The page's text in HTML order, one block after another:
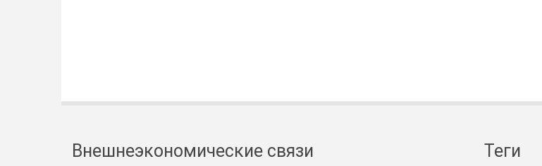
Внешнеэкономические связи Теги